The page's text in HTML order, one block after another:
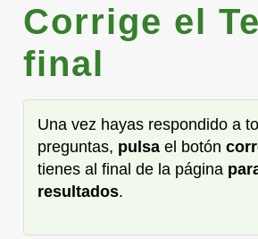
Corrige el
final
Una vez hayas respondido a
preguntas, pulsa el botón
tienes al final de la página
resultados.